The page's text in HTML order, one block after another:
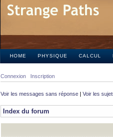
HOME PHYSIQUE CALCUL
Connexion Inscription
Voir les messages sans réponse | Voir les
Index du forum